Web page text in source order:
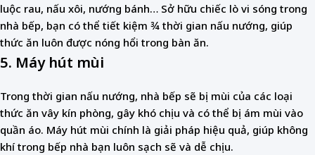
luộc rau, nấu xôi, nướng bánh… Sở hữu chiếc lò vi sóng trong
nhà bếp, bạn có thể tiết kiệm ¾ thời gian nấu nướng, giúp
thức ăn luôn được nóng hổi trong bàn ăn.
5. Máy hút mùi
Trong thời gian nấu nướng, nhà bếp sẽ bị mùi của các loại
thức ăn vây kín phòng, gây khó chịu và có thể bị ám mùi vào
quần áo. Máy hút mùi chính là giải pháp hiệu quả, giúp không
khí trong bếp nhà bạn luôn sạch sẽ và dễ chịu.